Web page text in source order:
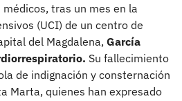
tras un mes en la
(UCI) de un centro de
del Magdalena, García
Su fallecimiento
de indignación y consternación
Marta, quienes han expresado